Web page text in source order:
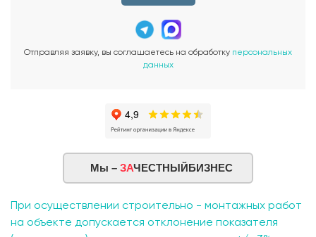
Отправляя заявку, вы соглашаетесь на обработку персональных
данных
Мы – ЗАЧЕСТНЫЙБИЗНЕС
При осуществлении строительно - монтажных работ
на объекте допускается отклонение показателя